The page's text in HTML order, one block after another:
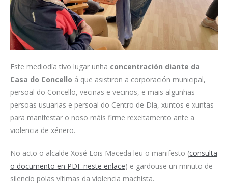
Este mediodía tivo lugar unha concentración diante da
Casa do Concello á que asistiron a corporación municipal,
persoal do Concello, veciñas e veciños, e mais algunhas
persoas usuarias e persoal do Centro de Día, xuntos e xuntas
para manifestar o noso máis firme rexeitamento ante a
violencia de xénero.
No acto o alcalde Xosé Lois Maceda leu o manifesto (consulta
o documento en PDF neste enlace) e gardouse un minuto de
silencio polas vítimas da violencia machista.